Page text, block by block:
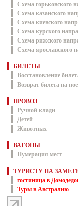
Схема горьковского
Схема казанского
Схема киевского
Схема курского
Схема рижского
Схема ярославского
БИЛЕТЫ
Восстановление
Возврат билета на
ПРОВОЗ
Ручной клади
Детей
Животных
ВАГОНЫ
Нумерация мест
ТУРИСТУ НА
гостиница в
Туры в Австралию